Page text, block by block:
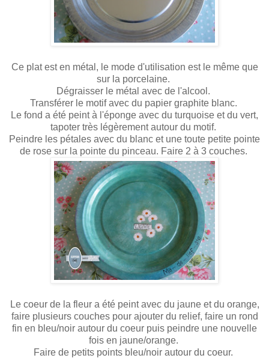
Ce plat est en métal, le mode d'utilisation est le même que
sur la porcelaine.
Dégraisser le métal avec de l'alcool.
Transférer le motif avec du papier graphite blanc.
Le fond a été peint à l'éponge avec du turquoise et du vert,
tapoter très légèrement autour du motif.
Peindre les pétales avec du blanc et une toute petite pointe
de rose sur la pointe du pinceau. Faire 2 à 3 couches.
Le coeur de la fleur a été peint avec du jaune et du orange,
faire plusieurs couches pour ajouter du relief, faire un rond
fin en bleu/noir autour du coeur puis peindre une nouvelle
fois en jaune/orange.
Faire de petits points bleu/noir autour du coeur.